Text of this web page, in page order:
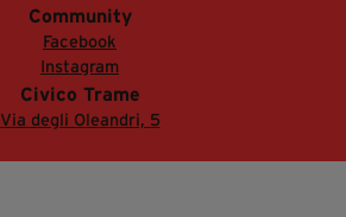
Community
Facebook
Instagram
Civico Trame
Via degli Oleandri, 5